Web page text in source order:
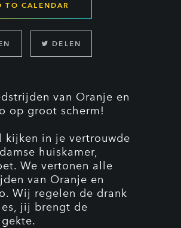
TO CALENDAR
DELEN
van Oranje en
op groot scherm!
kijken in je vertrouwde
huiskamer,
We vertonen alle
van Oranje en
Wij regelen de drank
jij brengt de